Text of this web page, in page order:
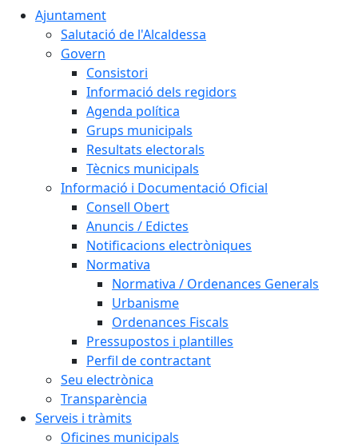
Ajuntament
Salutació de l'Alcaldessa
Govern
Consistori
Informació dels regidors
Agenda política
Grups municipals
Resultats electorals
Tècnics municipals
Informació i Documentació Oficial
Consell Obert
Anuncis / Edictes
Notificacions electròniques
Normativa
Normativa / Ordenances Generals
Urbanisme
Ordenances Fiscals
Pressupostos i plantilles
Perfil de contractant
Seu electrònica
Transparència
Serveis i tràmits
Oficines municipals